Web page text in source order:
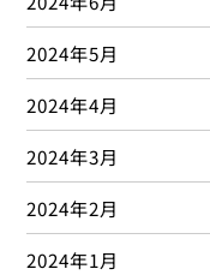
2024年5月
2024年4月
2024年3月
2024年2月
2024年1月